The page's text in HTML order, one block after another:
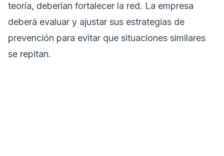
teoría, deberían fortalecer la red. La empresa
deberá evaluar y ajustar sus estrategias de
prevención para evitar que situaciones similares
se repitan.